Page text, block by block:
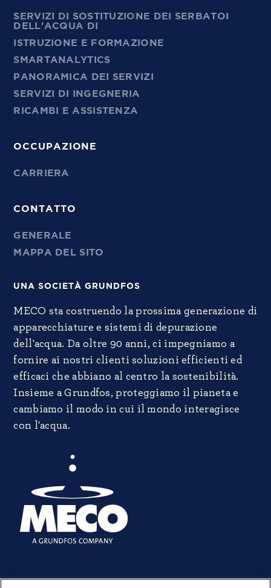
SERVIZI DI SOSTITUZIONE DEI SERBATOI
DELL'ACQUA DI
ISTRUZIONE E FORMAZIONE
SMARTANALYTICS
PANORAMICA DEI SERVIZI
SERVIZI DI INGEGNERIA
RICAMBI E ASSISTENZA
OCCUPAZIONE
CARRIERA
CONTATTO
GENERALE
MAPPA DEL SITO
UNA SOCIETÀ GRUNDFOS
MECO sta costruendo la prossima generazione di
apparecchiature e sistemi di depurazione
dell'acqua. Da oltre 90 anni, ci impegniamo a
fornire ai nostri clienti soluzioni efficienti ed
efficaci che abbiano al centro la sostenibilità.
Insieme a Grundfos, proteggiamo il pianeta e
cambiamo il modo in cui il mondo interagisce
con l'acqua.